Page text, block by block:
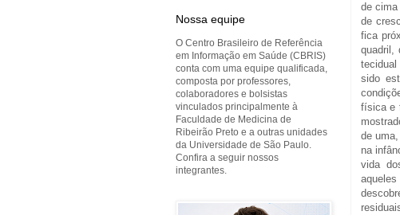
de
de
fica
quadril,
tecidual
sido
física e
de
na
vida
Nossa equipe
O Centro Brasileiro de Referência
em Informação em Saúde (CBRIS)
conta com uma equipe qualificada,
composta por professores,
colaboradores e bolsistas
vinculados principalmente à
Faculdade de Medicina de
Ribeirão Preto e a outras unidades
da Universidade de São Paulo.
Confira a seguir nossos
integrantes.